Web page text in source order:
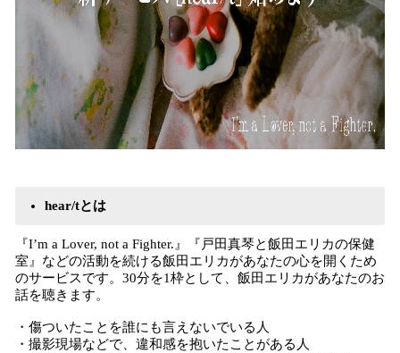
hear/tとは
『I’m a Lover, not a Fighter.』『戸田真琴と飯田エリカの保健
室』などの活動を続ける飯田エリカがあなたの心を開くため
のサービスです。30分を1枠として、飯田エリカがあなたのお
話を聴きます。
・傷ついたことを誰にも言えないでいる人
・撮影現場などで、違和感を抱いたことがある人